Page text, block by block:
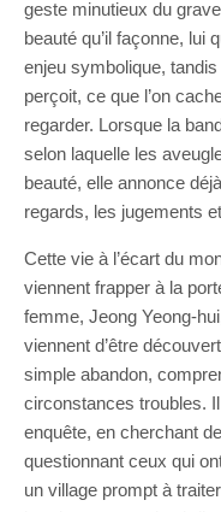
geste minutieux du
beauté qu’il façonne, lui
enjeu symbolique,
perçoit, ce que l’on
regarder. Lorsque la
selon laquelle les
beauté, elle annonce
regards, les jugements
Cette vie à l’écart du
viennent frapper à la
femme, Jeong Yeong-
viennent d’être
simple abandon,
circonstances troubles.
enquête, en cherchant
questionnant ceux qui
un village prompt à